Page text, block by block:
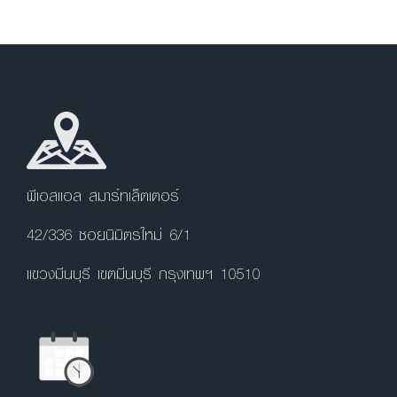
พีเอสแอล สมาร์ทเล็ตเตอร์
42/336 ซอยนิมิตรใหม่ 6/1
แขวงมีนบุรี เขตมีนบุรี กรุงเทพฯ 10510